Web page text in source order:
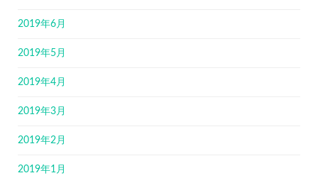
2019年6月
2019年5月
2019年4月
2019年3月
2019年2月
2019年1月